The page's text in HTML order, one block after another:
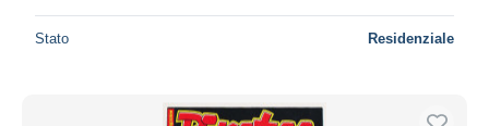
Stato Residenziale